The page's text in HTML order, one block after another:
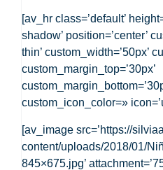
[av_hr class=’default’
shadow’ position=’center’
thin’ custom_width=’50px’
custom_margin_top=’30px’
custom_icon_color=»
[av_image src=’https://
content/uploads/2018/01/
845×675.jpg’